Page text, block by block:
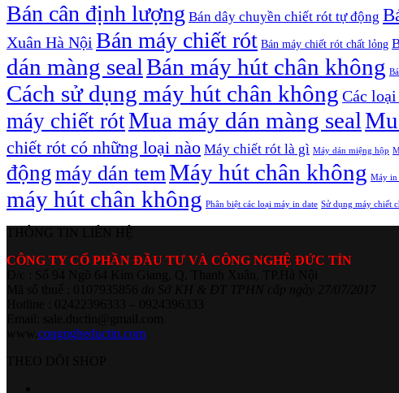
Bán cân định lượng Bán dây chuyền chiết rót tự động
Xuân Hà Nội Bán máy chiết rót Bán máy chiết rót chất lỏng
dán màng sealBán máy hút chân không
Cách sử dụng máy hút chân không Các
máy chiết rótMua máy dán màng seal
chiết rót có những loại nào Máy chiết rót là gì Máy dán miệng hộp
độngmáy dán temMáy hút chân không Máy in
máy hút chân không Phân biệt các loại máy in date Sử dụng máy chiết
CÔNG TY CỔ PHẦN ĐẦU TƯ VÀ CÔNG NGHỆ ĐỨC TÍN
congngheductin.com